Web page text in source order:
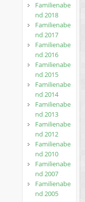
Familienabe
nd 2018
Familienabe
nd 2017
Familienabe
nd 2016
Familienabe
nd 2015
Familienabe
nd 2014
Familienabe
nd 2013
Familienabe
nd 2012
Familienabe
nd 2010
Familienabe
nd 2007
Familienabe
nd 2005